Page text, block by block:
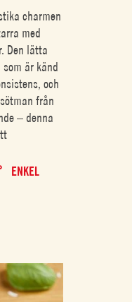
charmen
med
Den lätta
är känd
och
från
– denna
ENKEL